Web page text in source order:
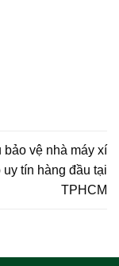
bảo vệ nhà máy xí
uy tín hàng đầu tại
TPHCM